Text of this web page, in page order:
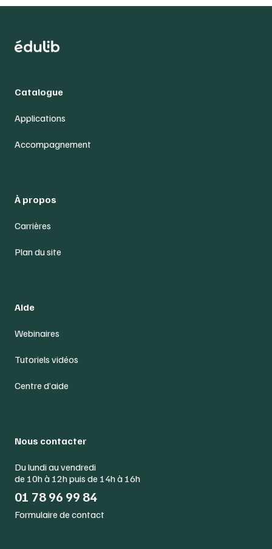
Catalogue
Applications
Accompagnement
À propos
Carrières
Plan du site
Aide
Webinaires
Tutoriels vidéos
Centre d’aide
Nous contacter
Du lundi au vendredi
de 10h à 12h puis de 14h à 16h
01 78 96 99 84
Formulaire de contact